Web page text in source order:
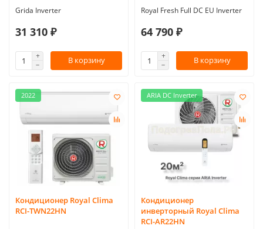
Grida Inverter
31 310 ₽
В корзину
Royal Fresh Full DC EU Inverter
64 790 ₽
В корзину
2022
Кондиционер Royal Clima
RCI-TWN22HN
ARIA DC Inverter
Кондиционер
инверторный Royal Clima
RCI-AR22HN